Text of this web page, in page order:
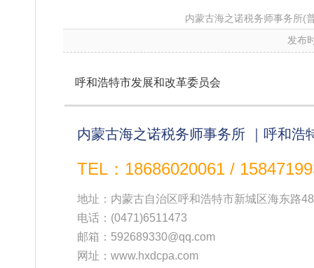
内蒙古海之诺税务师事务所(
发布
呼和浩特市发展和改革委员会
内蒙古海之诺税务师事务所 ｜呼和浩
TEL：18686020061 /
地址：内蒙古自治区呼和浩特市新城区海东路
电话： (0471)6511473
邮箱：592689330@qq.com
网址：www.hxdcpa.com